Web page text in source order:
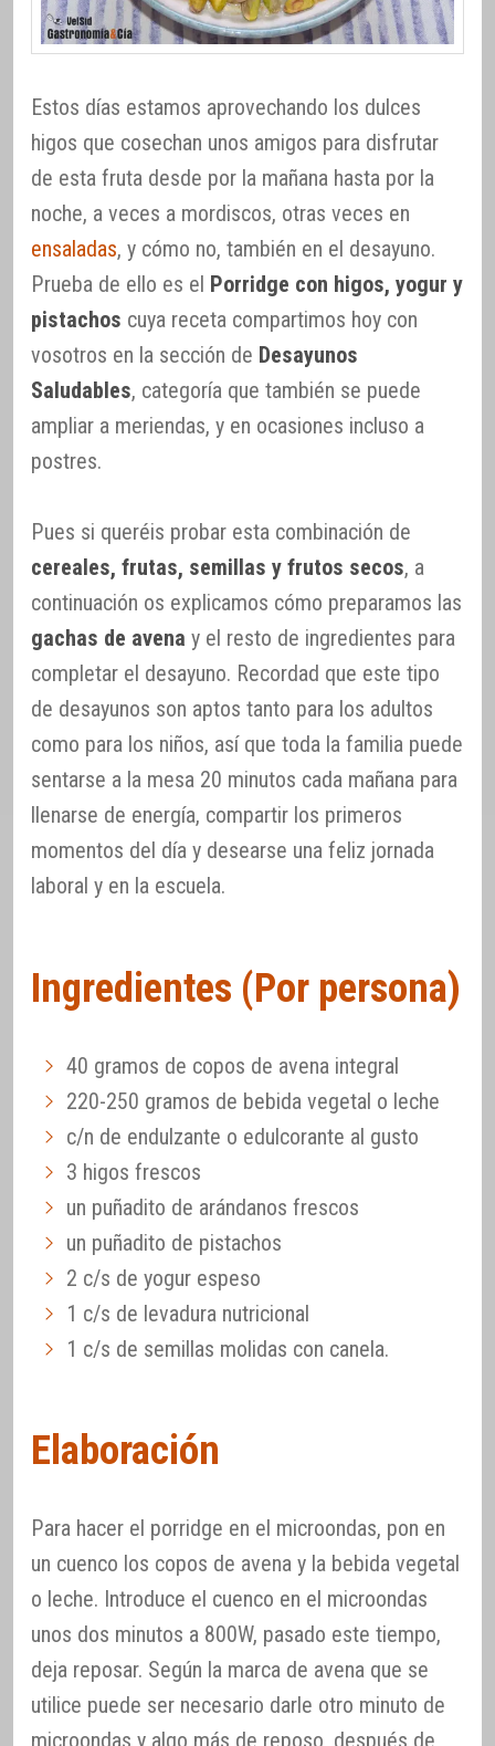
Estos días estamos aprovechando los dulces
higos que cosechan unos amigos para disfrutar
de esta fruta desde por la mañana hasta por la
noche, a veces a mordiscos, otras veces en
ensaladas, y cómo no, también en el desayuno.
Prueba de ello es el Porridge con higos, yogur y
pistachos cuya receta compartimos hoy con
vosotros en la sección de Desayunos
Saludables, categoría que también se puede
ampliar a meriendas, y en ocasiones incluso a
postres.
Pues si queréis probar esta combinación de
cereales, frutas, semillas y frutos secos, a
continuación os explicamos cómo preparamos las
gachas de avena y el resto de ingredientes para
completar el desayuno. Recordad que este tipo
de desayunos son aptos tanto para los adultos
como para los niños, así que toda la familia puede
sentarse a la mesa 20 minutos cada mañana para
llenarse de energía, compartir los primeros
momentos del día y desearse una feliz jornada
laboral y en la escuela.
Ingredientes (Por persona)
40 gramos de copos de avena integral
220-250 gramos de bebida vegetal o leche
c/n de endulzante o edulcorante al gusto
3 higos frescos
un puñadito de arándanos frescos
un puñadito de pistachos
2 c/s de yogur espeso
1 c/s de levadura nutricional
1 c/s de semillas molidas con canela.
Elaboración
Para hacer el porridge en el microondas, pon en
un cuenco los copos de avena y la bebida vegetal
o leche. Introduce el cuenco en el microondas
unos dos minutos a 800W, pasado este tiempo,
deja reposar. Según la marca de avena que se
utilice puede ser necesario darle otro minuto de
microondas y algo más de reposo, después de